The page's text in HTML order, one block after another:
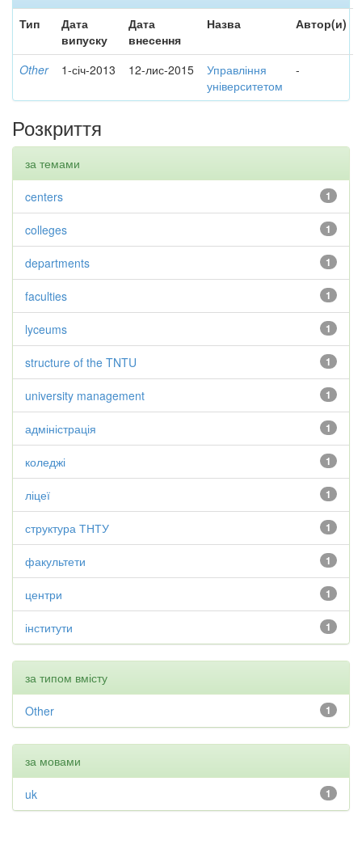
Тип
Дата
випуску
Дата
внесення
Назва Автор(и)
Other 1-січ-2013 12-лис-2015
Управління
університетом
-
Розкриття
за темами
1
centers
1
colleges
1
departments
1
faculties
1
lyceums
1
structure of the TNTU
1
university management
1
адміністрація
1
коледжі
1
ліцеї
1
структура ТНТУ
1
факультети
1
центри
1
інститути
за типом вмісту
1
Other
за мовами
1
uk